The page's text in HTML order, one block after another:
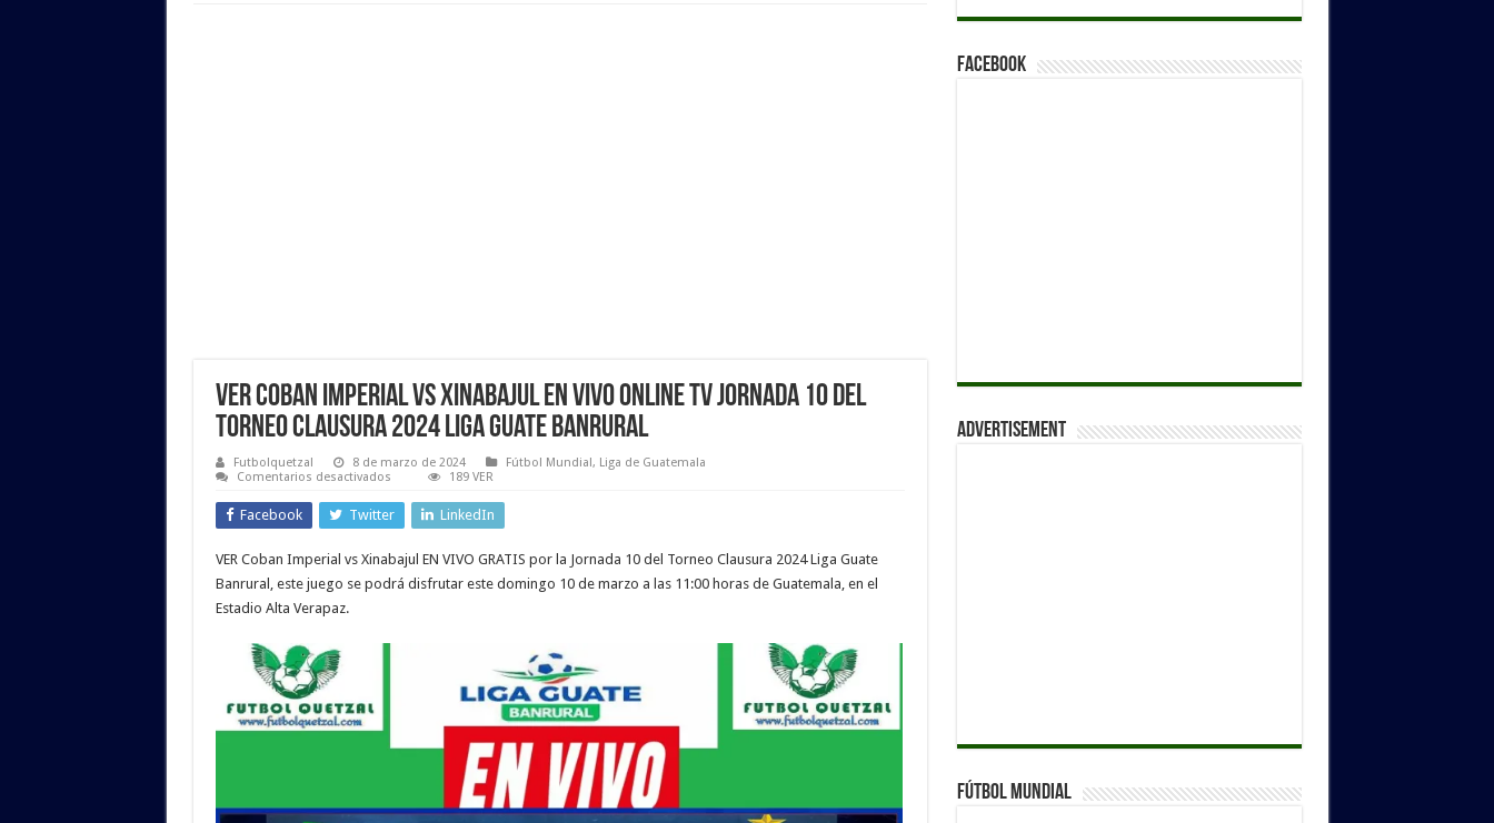
VER Coban Imperial vs Xinabajul EN VIVO ONLINE TV Jornada 10 del
Torneo Clausura 2024 Liga Guate Banrural
Futbolquetzal 8 de marzo de 2024 Fútbol Mundial, Liga de Guatemala
Comentarios desactivadosen
Coban
Imperial
vs
EN
VIVO
ONLINE
189 VER
Facebook Twitter LinkedIn
VER Coban Imperial vs Xinabajul EN VIVO GRATIS por la Jornada 10 del Torneo Clausura 2024 Liga Guate
Banrural, este juego se podrá disfrutar este domingo 10 de marzo a las 11:00 horas de Guatemala, en el
Estadio Alta Verapaz.
Facebook
Advertisement
Fútbol Mundial